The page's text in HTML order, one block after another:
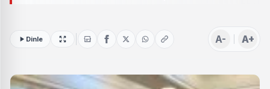
Dinle A- A+